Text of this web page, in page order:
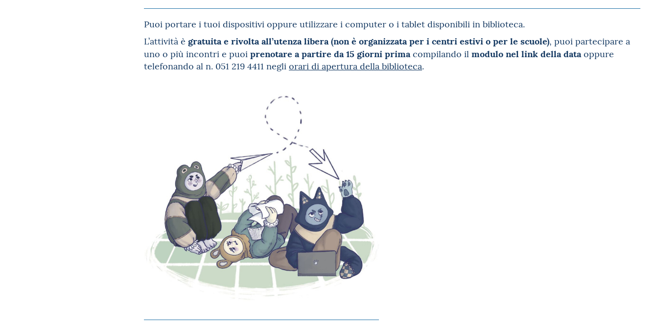
Puoi portare i tuoi dispositivi oppure utilizzare i computer o i tablet disponibili in biblioteca.
L’attività è gratuita e rivolta all’utenza libera(non è organizzata per i centri estivi o per le scuole), puoi partecipare a
uno o più incontri e puoi prenotare a partire da 15 giorni prima compilando il modulo nel link della dataoppure
telefonando al n. 051 219 4411 negli orari di apertura della biblioteca.